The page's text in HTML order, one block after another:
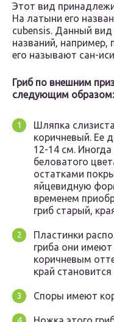
Этот вид
На латыни его
cubensis. Данный вид
названий, например,
его называют сан-
Гриб по внешним
следующим образом:
Шляпка
коричневый. Ее
12-14 см.
беловатого
остатками
яйцевидную
временем
гриб старый,
Пластинки
гриба они
коричневым
край
Споры имеют